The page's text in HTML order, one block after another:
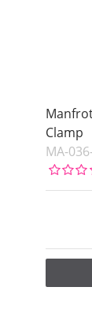
Clamp
MA-